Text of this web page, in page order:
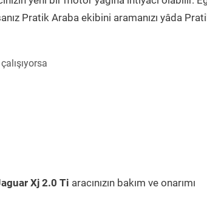
Pratik Araba ekibini aramanızı yâda
Xj 2.0 Ti aracınızın bakım ve onarımı